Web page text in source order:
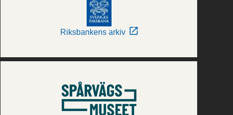
Riksbankens arkiv